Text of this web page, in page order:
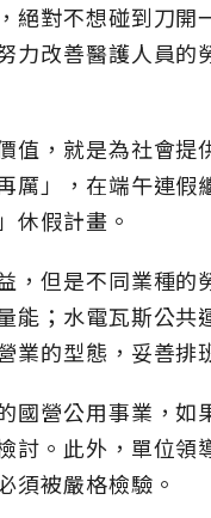
絕對不想碰到刀
力改善醫護人員
值，就是為社會
厲」，在端午連
休假計畫。
，但是不同業種
能；水電瓦斯公共
業的型態，妥善排
國營公用事業，
討。此外，單位
須被嚴格檢驗。